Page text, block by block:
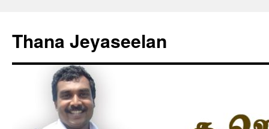
content
Thana Jeyaseelan